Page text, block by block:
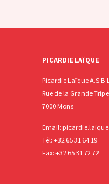
PICARDIE LAÏQUE
Picardie Laïque
Rue de la Grande
7000 Mons
Email:
Tél: +32 65 31 64 19
Fax: +32 65 31 72 72